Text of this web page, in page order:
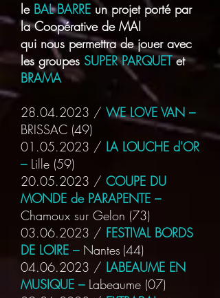
leBAL BARRE un projet porté par
la Coopérative de MAI
qui nous permettra de jouer avec
les groupes SUPER PARQUETet
BRAMA
28.04.2023 / WE LOVE VAN –
BRISSAC (49)
01.05.2023 / LA LOUCHE d'OR
–Lille (59)
20.05.2023 / COUPE DU
MONDE de PARAPENTE –
Chamoux sur Gelon (73)
03.06.2023 / FESTIVAL BORDS
DE LOIRE –Nantes (44)
04.06.2023 / LABEAUME EN
MUSIQUE –Labeaume (07)